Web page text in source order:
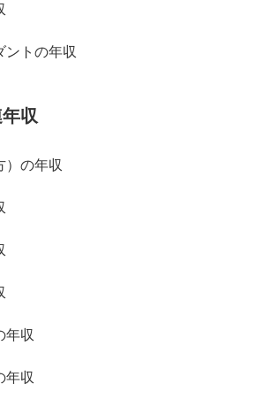
ントの年収
収
）の年収
年収
年収